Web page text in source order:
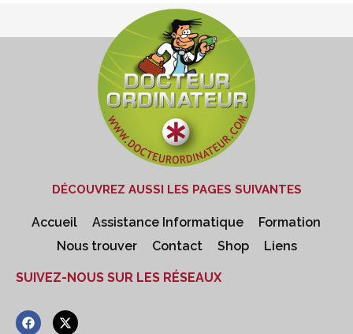
DÉCOUVREZ AUSSI LES PAGES SUIVANTES
Accueil Assistance Informatique
Formation
Nous trouver
Contact Shop Liens
SUIVEZ-NOUS SUR LES RÉSEAUX
F
a
X
-